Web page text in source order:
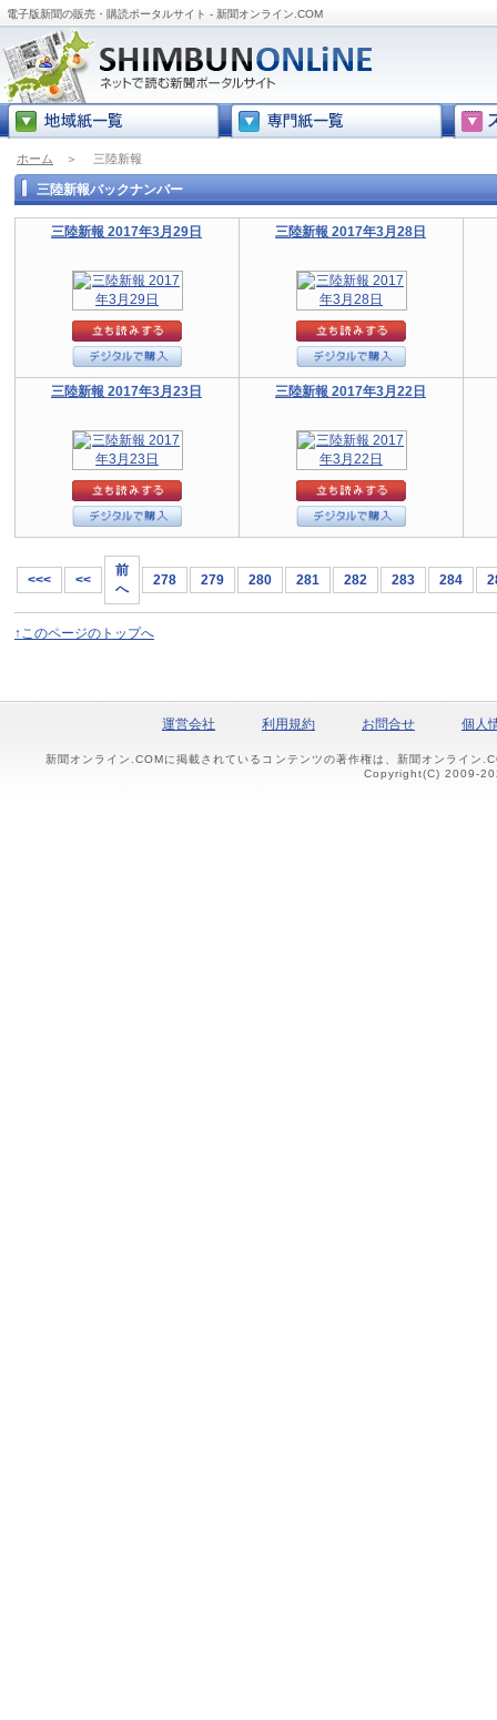
電子版新聞の販売・購読ポータルサイト - 新聞オンライン.COM
ホーム ＞ 三陸新報
三陸新報バックナンバー
三陸新報 2017年3月29日 三陸新報 2017年3月28日
三陸新報 2017年3月23日 三陸新報 2017年3月22日
<<< <<
前
へ
278 279 280 281 282 283 284
↑このページのトップへ
運営会社 利用規約 お問合せ 個人
新聞オンライン.COMに掲載されているコンテンツの著作権は、新聞オンライン
Copyright(C) 2009-